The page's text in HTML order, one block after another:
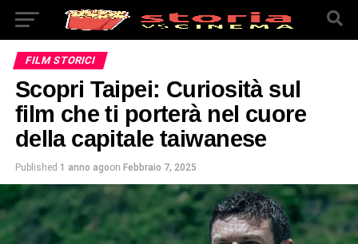
FILM STORICI
Scopri Taipei: Curiosità sul
film che ti porterà nel cuore
della capitale taiwanese
Published 1 anno agoon Febbraio 7, 2025